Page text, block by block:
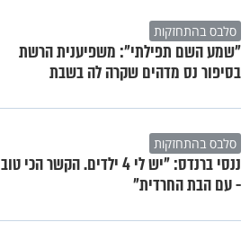
סלבס בהתחזקות
"שמע השם תפילתי": משפיענית הרשת
בסיפור נס מדהים שקרה לה בשבת
סלבס בהתחזקות
ננסי ברנדס: "יש לי 4 ילדים. הקשר הכי טוב
- עם הבת החרדית"